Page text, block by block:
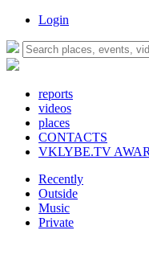
Login
reports
videos
places
CONTACTS
VKLYBE.TV
Recently
Outside
Music
Private